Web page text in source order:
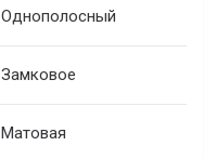
Однополосный
Замковое
Матовая